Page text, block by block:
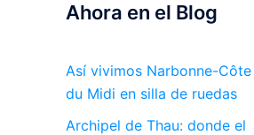
Ahora en el Blog
Así vivimos Narbonne-Côte
du Midi en silla de ruedas
Archipel de Thau: donde el